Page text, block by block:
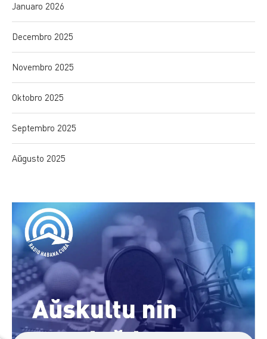
Januaro 2026
Decembro 2025
Novembro 2025
Oktobro 2025
Septembro 2025
Aŭgusto 2025